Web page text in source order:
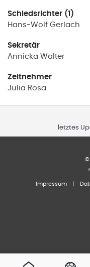
Schiedsrichter (1)
Hans-Wolf Gerlach
Sekretär
Annicka Walter
Zeitnehmer
Julia Rosa
letztes
©
Impressum